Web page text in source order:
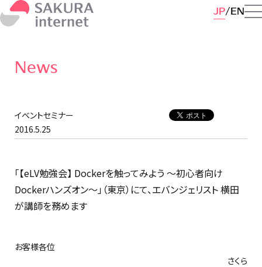
JP EN
News
イベントセミナー
2016.5.25
「【eLV勉強会】 Dockerを触ってみよう ～初心者向け
Dockerハンズオン～」（東京）にて、エバンジェリスト 横田
が講師を務めます
お客様各位
さくら